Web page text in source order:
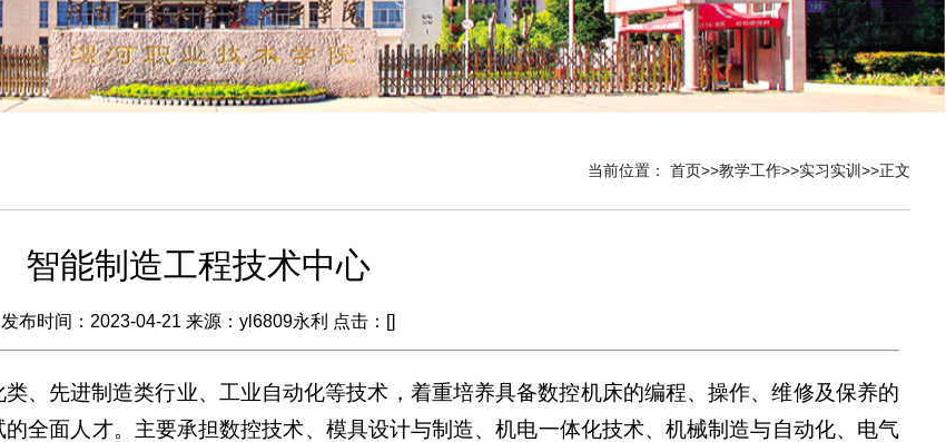
当前位置： 首页>>教学工作>>实习实训 >>正文
智能制造工程技术中心
发布时间：2023-04-21 来源：yl6809永利 点击：[]
、先进制造类行业、工业自动化等技术，着重培养具备数控机床的编程、操作、维修及保养的
全面人才。主要承担数控技术、模具设计与制造、机电一体化技术、机械制造与自动化、电气